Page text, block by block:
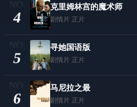
4
克里姆林宫的魔术师
剧情片 正片
5
寻她国语版
剧情片 正片
6
马尼拉之最
剧情片 正片